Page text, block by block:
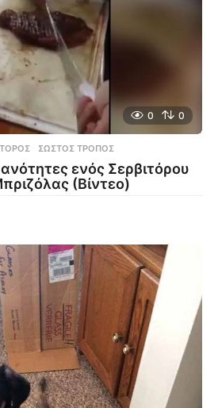
0 0
,ΣΩΣΤΌΣ ΤΡΌΠΟΣ
ενός Σερβιτόρου
(Βίντεο)